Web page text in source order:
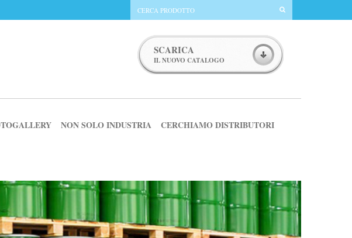
SCARICA
IL NUOVO CATALOGO
NON SOLO INDUSTRIA CERCHIAMO DISTRIBUTORI